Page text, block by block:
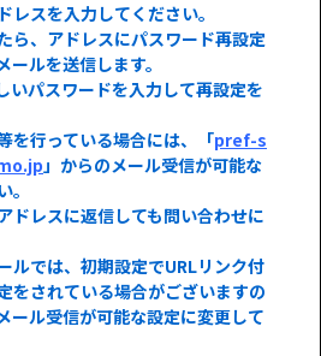
スを入力してください。
ら、アドレスにパスワード再設定
ルを送信します。
いパスワードを入力して再設定を
を行っている場合には、「pref-s
」からのメール受信が可能な
ドレスに返信しても問い合わせに
ルでは、初期設定でURLリンク付
をされている場合がございますの
ール受信が可能な設定に変更して